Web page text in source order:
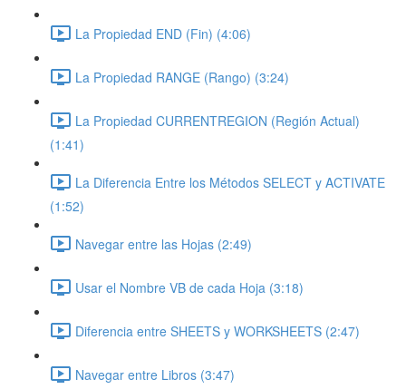
La Propiedad END (Fin) (4:06)
La Propiedad RANGE (Rango) (3:24)
La Propiedad CURRENTREGION (Región Actual)
(1:41)
La Diferencia Entre los Métodos SELECT y ACTIVATE
(1:52)
Navegar entre las Hojas (2:49)
Usar el Nombre VB de cada Hoja (3:18)
Diferencia entre SHEETS y WORKSHEETS (2:47)
Navegar entre Libros (3:47)